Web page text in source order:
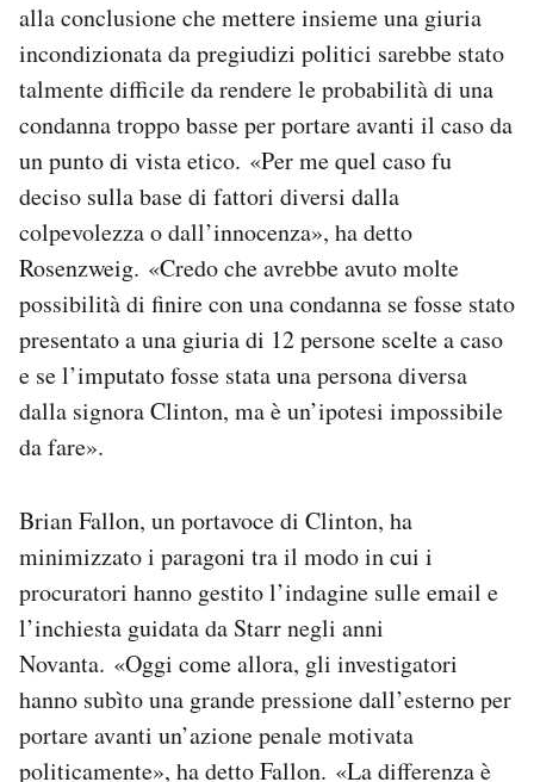
alla conclusione che mettere insieme una giuria
incondizionata da pregiudizi politici sarebbe stato
talmente difficile da rendere le probabilità di una
condanna troppo basse per portare avanti il caso da
un punto di vista etico. «Per me quel caso fu
deciso sulla base di fattori diversi dalla
colpevolezza o dall’innocenza», ha detto
Rosenzweig. «Credo che avrebbe avuto molte
possibilità di finire con una condanna se fosse stato
presentato a una giuria di 12 persone scelte a caso
e se l’imputato fosse stata una persona diversa
dalla signora Clinton, ma è un’ipotesi impossibile
da fare».
Brian Fallon, un portavoce di Clinton, ha
minimizzato i paragoni tra il modo in cui i
procuratori hanno gestito l’indagine sulle email e
l’inchiesta guidata da Starr negli anni
Novanta. «Oggi come allora, gli investigatori
hanno subìto una grande pressione dall’esterno per
portare avanti un’azione penale motivata
politicamente», ha detto Fallon. «La differenza è